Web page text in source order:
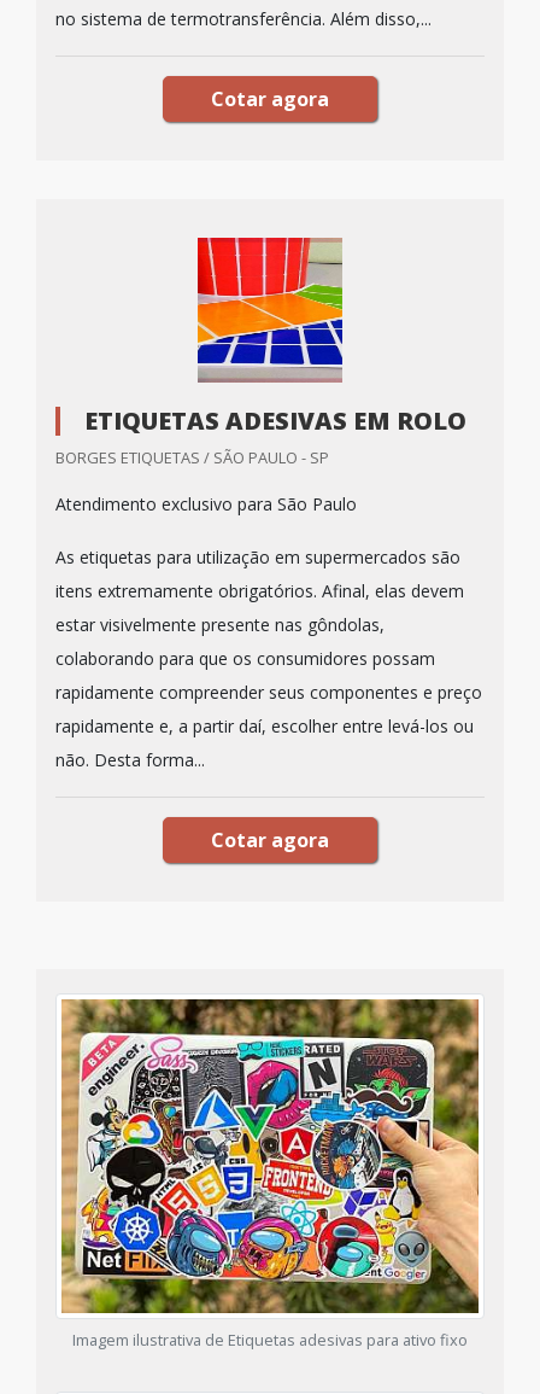
no sistema de termotransferência. Além disso,...
Cotar agora
ETIQUETAS ADESIVAS EM ROLO
BORGES ETIQUETAS / SÃO PAULO - SP
Atendimento exclusivo para São Paulo
As etiquetas para utilização em supermercados são
itens extremamente obrigatórios. Afinal, elas devem
estar visivelmente presente nas gôndolas,
colaborando para que os consumidores possam
rapidamente compreender seus componentes e preço
rapidamente e, a partir daí, escolher entre levá-los ou
não. Desta forma...
Cotar agora
Imagem ilustrativa de Etiquetas adesivas para ativo fixo